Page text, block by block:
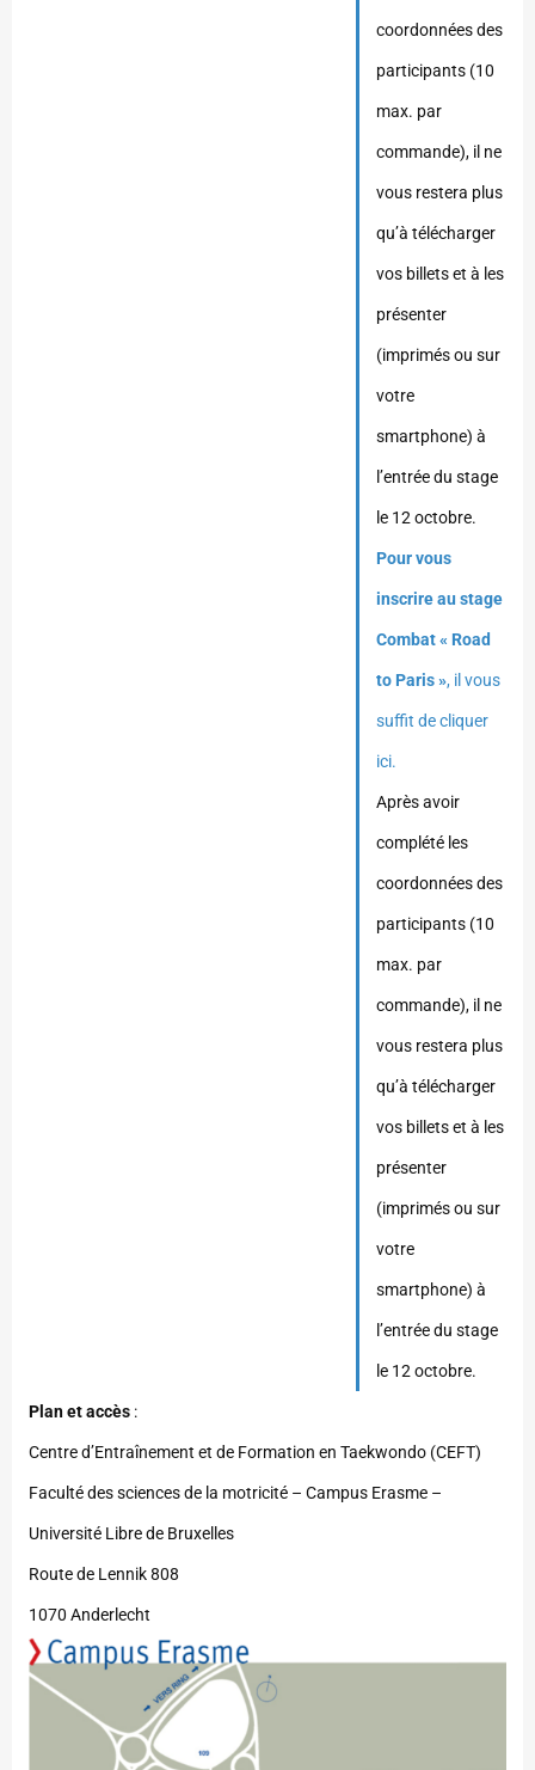
coordonnées des
participants (10
max. par
commande), il ne
vous restera plus
qu’à télécharger
vos billets et à les
présenter
(imprimés ou sur
votre
smartphone) à
l’entrée du stage
le 12 octobre.
Pour vous
inscrire au stage
Combat « Road
to Paris », il vous
suffit de cliquer
ici.
Après avoir
complété les
coordonnées des
participants (10
max. par
commande), il ne
vous restera plus
qu’à télécharger
vos billets et à les
présenter
(imprimés ou sur
votre
smartphone) à
l’entrée du stage
le 12 octobre.
Plan et accès :
Centre d’Entraînement et de Formation en Taekwondo (CEFT)
Faculté des sciences de la motricité – Campus Erasme –
Université Libre de Bruxelles
Route de Lennik 808
1070 Anderlecht